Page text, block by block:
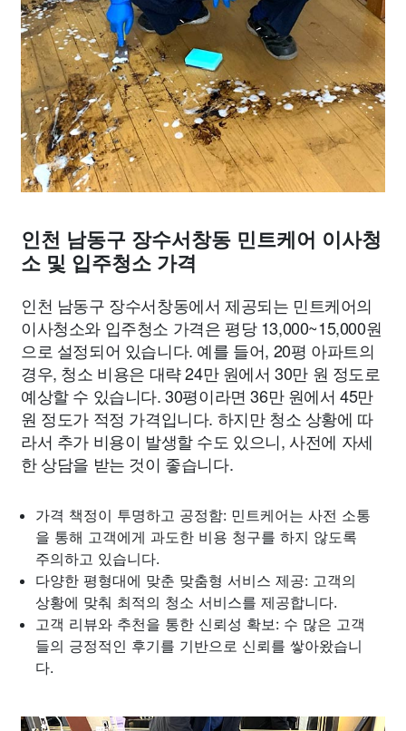
인천 남동구 장수서창동 민트케어 이사청
소 및 입주청소 가격
인천 남동구 장수서창동에서 제공되는 민트케어의
이사청소와 입주청소 가격은 평당 13,000~15,000원
으로 설정되어 있습니다. 예를 들어, 20평 아파트의
경우, 청소 비용은 대략 24만 원에서 30만 원 정도로
예상할 수 있습니다. 30평이라면 36만 원에서 45만
원 정도가 적정 가격입니다. 하지만 청소 상황에 따
라서 추가 비용이 발생할 수도 있으니, 사전에 자세
한 상담을 받는 것이 좋습니다.
가격 책정이 투명하고 공정함: 민트케어는 사전 소통
을 통해 고객에게 과도한 비용 청구를 하지 않도록
주의하고 있습니다.
다양한 평형대에 맞춘 맞춤형 서비스 제공: 고객의
상황에 맞춰 최적의 청소 서비스를 제공합니다.
고객 리뷰와 추천을 통한 신뢰성 확보: 수 많은 고객
들의 긍정적인 후기를 기반으로 신뢰를 쌓아왔습니
다.